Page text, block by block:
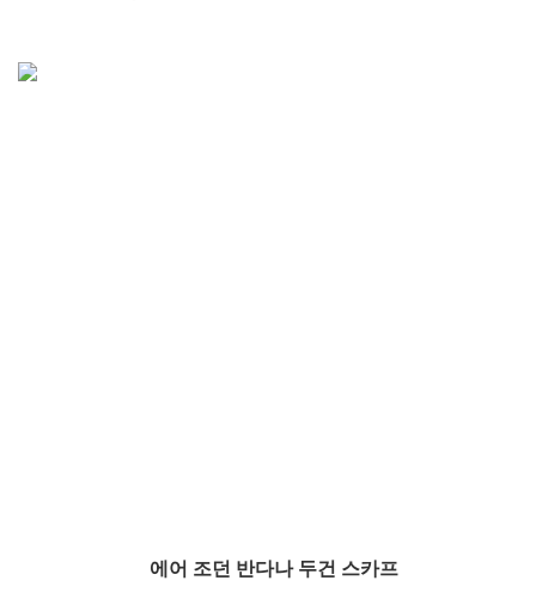
에어 조던 반다나 두건 스카프